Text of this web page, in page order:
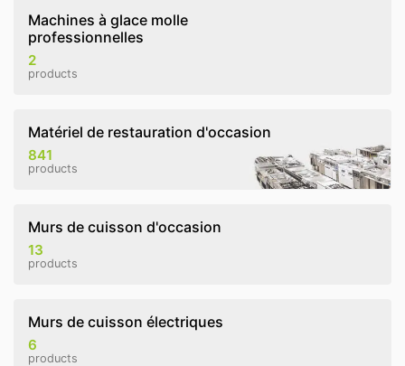
Machines à glace molle
professionnelles
2
products
Matériel de restauration d'occasion
841
products
Murs de cuisson d'occasion
13
products
Murs de cuisson électriques
6
products